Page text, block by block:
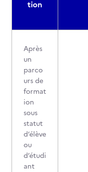
tion
Après
un
parco
urs de
format
ion
sous
statut
d’élève
ou
d’étudi
ant